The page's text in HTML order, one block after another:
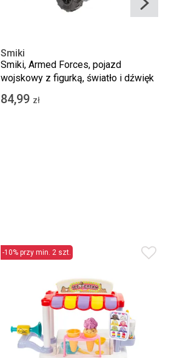
Smiki
Smiki, Armed Forces, pojazd
wojskowy z figurką, światło i dźwięk
84,99 zł
-10% przy min. 2 szt.